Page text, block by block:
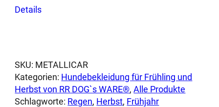
g
DetailsProdukt
auf.
Die
Optionen
können
SKU: METALLICAR
Kategorien: Hundebekleidung für Frühling und
Herbst von RR DOG`s WARE®, Alle Produkte
Schlagworte: Regen, Herbst, Frühjahr